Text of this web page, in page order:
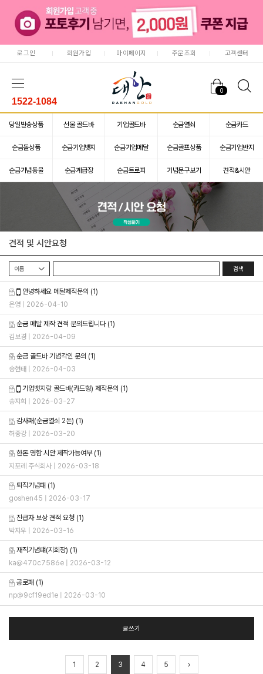
로그인 회원가입 마이페이지 주문조회 고객센터
0
1522-1084
당일발송상품 선물 골드바 기업골드바 순금열쇠 순금카드
순금돌상품 순금기업뱃지 순금기업메달 순금골프상품 순금기업반지
순금기념동물 순금계급장 순금트로피 기념문구보기 견적&시안
견적 및 시안요청
검색
안녕하세요 메달제작문의 (1)
은영
| 2026-04-10
순금 메달 제작 견적 문의드립니다 (1)
김보경
| 2026-04-09
순금 골드바 기념각인 문의 (1)
송현태
| 2026-04-03
기업뱃지랑 골드바(카드형) 제작문의 (1)
송지희
| 2026-03-27
감사패(순금열쇠 2돈) (1)
허중강
| 2026-03-20
한돈 명함 시안 제작가능여부 (1)
지포레 주식회사
| 2026-03-18
퇴직기념패 (1)
goshen45
| 2026-03-17
진급자 보상 견적 요청 (1)
박지우
| 2026-03-16
재직기념퍠(지회장) (1)
ka@470c7586e
| 2026-03-12
공로패 (1)
np@9cf19ed1e
| 2026-03-10
글쓰기
1 2 3 4 5